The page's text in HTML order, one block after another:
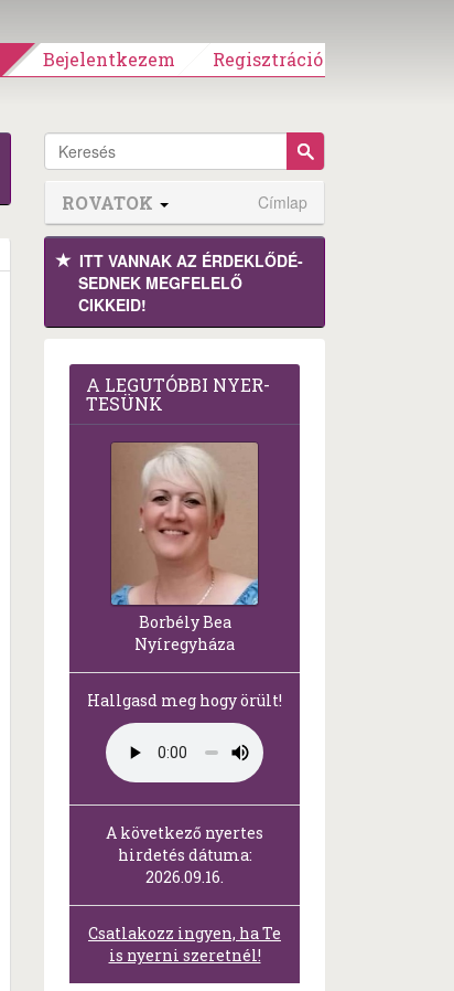
Bejelentkezem Regisztráció
ROVATOK Címlap
ITT VANNAK AZ ÉRDEK­LŐDÉ­
SEDNEK MEGFE­LELŐ
CIKKEID!
A LEG­U­TÓB­BI NYER­
TE­SÜNK
Borbély Bea
Nyíregyháza
Hallgasd meg hogy örült!
A következő nyertes
hirdetés dátuma:
2026.09.16.
Csatlakozz ingyen, ha Te
is nyerni szeretnél!